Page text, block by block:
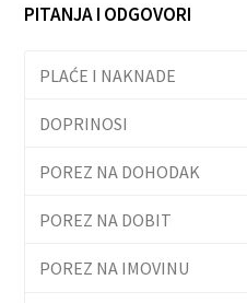
PITANJA I ODGOVORI
PLAĆE I NAKNADE
DOPRINOSI
POREZ NA DOHODAK
POREZ NA DOBIT
POREZ NA IMOVINU